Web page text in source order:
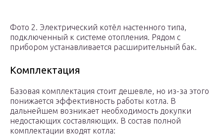
Фото 2. Электрический котёл настенного типа,
подключенный к системе отопления. Рядом с
прибором устанавливается расширительный бак.
Комплектация
Базовая комплектация стоит дешевле, но из-за этого
понижается эффективность работы котла. В
дальнейшем возникает необходимость докупки
недостающих составляющих. В состав полной
комплектации входят котла: